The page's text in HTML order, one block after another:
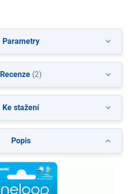
Popis
Parametry
Recenze(2)
Ke stažení